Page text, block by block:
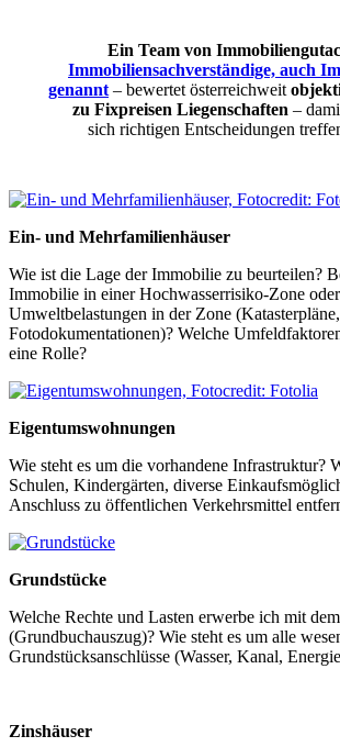
Ein Team von
Immobiliensachverständige, auch
genannt– bewertet österreichweit
zu Fixpreisen Liegenschaften –
sich richtigen Entscheidungen
Ein- und Mehrfamilienhäuser
Wie ist die Lage der Immobilie zu beurteilen?
Immobilie in einer Hochwasserrisiko-Zone
Umweltbelastungen in der Zone
Fotodokumentationen)? Welche
eine Rolle?
Eigentumswohnungen
Wie steht es um die vorhandene Infrastruktur?
Schulen, Kindergärten, diverse
Anschluss zu öffentlichen Verkehrsmittel
Grundstücke
Welche Rechte und Lasten erwerbe ich mit
(Grundbuchauszug)? Wie steht es um alle
Grundstücksanschlüsse (Wasser, Kanal,
Zinshäuser